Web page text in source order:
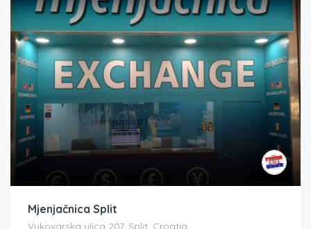
Mjenjačnica Split
Vukovarska ulica 207, Split, Croatia